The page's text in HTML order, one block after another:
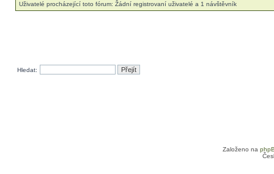
Uživatelé procházející toto fórum: Žádní registrovaní uživatelé a 1 návštěvník
Hledat:
Založeno na